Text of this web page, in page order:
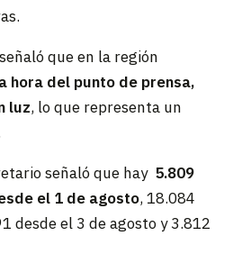
que en la región
hora del punto de prensa,
luz, lo que representa un
señaló que hay 5.809
el 1 de agosto, 18.084
desde el 3 de agosto y 3.812